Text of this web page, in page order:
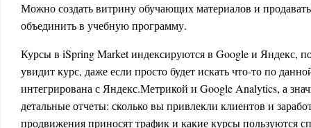
Можно создать витрину обучающих материалов и
объединить в учебную программу.
Курсы в iSpring Market индексируются в Google и Яндекс,
увидит курс, даже если просто будет искать что-то по
интегрирована с Яндекс.Метрикой и Google Analytics, а
детальные отчеты: сколько вы привлекли клиентов и
продвижения приносят трафик и какие курсы пользуются